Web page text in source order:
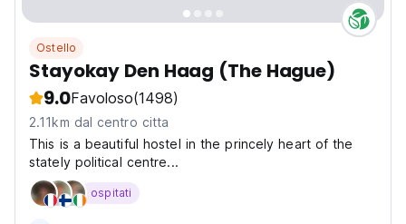
Ostello
Stayokay Den Haag (The Hague)
9.0Favoloso(1498)
2.11km dal centro citta
This is a beautiful hostel in the princely heart of the
stately political centre...
ospitati